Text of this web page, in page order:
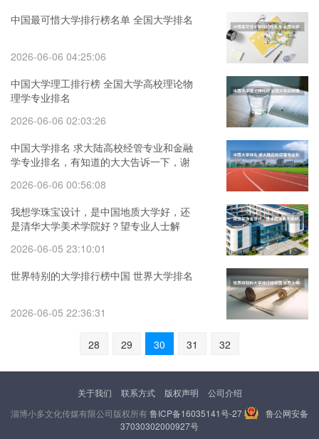
中国最可惜大学排行榜名单 全国大学排名
2026-06-06 04:25:06
中国大学理工排行榜 全国大学高校理论物
理学专业排名
2026-06-06 02:03:26
中国大学排名 求大陆高校经管专业和金融
学专业排名，有知道的大大告诉一下，谢
2026-06-06 00:56:08
我想学珠宝设计，是中国地质大学好，还
是清华大学美术学院好？望专业人士解
大排名）
2026-06-05 23:10:01
世界特别的大学排行榜中国 世界大学排名
2026-06-05 22:36:31
28 29 30 31 32
关于我们 联系方式 版权声明
公司介绍
淄博小多文化传媒有限公司版权所有鲁ICP备16035141号-27
鲁公网安备
37030302000927号